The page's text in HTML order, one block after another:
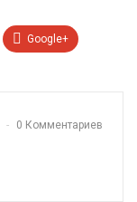
Google+
0 Комментариев